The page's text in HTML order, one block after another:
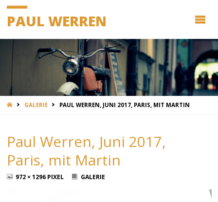
PAUL WERREN
STARTGALERIE PAUL WERREN, JUNI 2017, PARIS, MIT MARTIN
Paul Werren, Juni 2017,
Paris, mit Martin
ORIGINALGRÖSSE
972 × 1296 PIXEL GALERIE